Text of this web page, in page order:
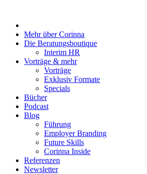
springen
Mehr über Corinna
Die Beratungsboutique
Interim HR
Vorträge & mehr
Vorträge
Exklusiv Formate
Specials
Bücher
Podcast
Blog
Führung
Employer Branding
Future Skills
Corinna Inside
Referenzen
Newsletter